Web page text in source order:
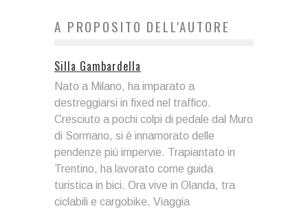
A PROPOSITO DELL'AUTORE
Silla Gambardella
Nato a Milano, ha imparato a
destreggiarsi in fixed nel traffico.
Cresciuto a pochi colpi di pedale dal Muro
di Sormano, si è innamorato delle
pendenze più impervie. Trapiantato in
Trentino, ha lavorato come guida
turistica in bici. Ora vive in Olanda, tra
ciclabili e cargobike. Viaggia